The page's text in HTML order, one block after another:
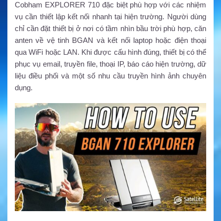
Cobham EXPLORER 710 đặc biệt phù hợp với các nhiệm
vụ cần thiết lập kết nối nhanh tại hiện trường. Người dùng
chỉ cần đặt thiết bị ở nơi có tầm nhìn bầu trời phù hợp, căn
anten về vệ tinh BGAN và kết nối laptop hoặc điện thoại
qua WiFi hoặc LAN. Khi được cấu hình đúng, thiết bị có thể
phục vụ email, truyền file, thoại IP, báo cáo hiện trường, dữ
liệu điều phối và một số nhu cầu truyền hình ảnh chuyên
dụng.